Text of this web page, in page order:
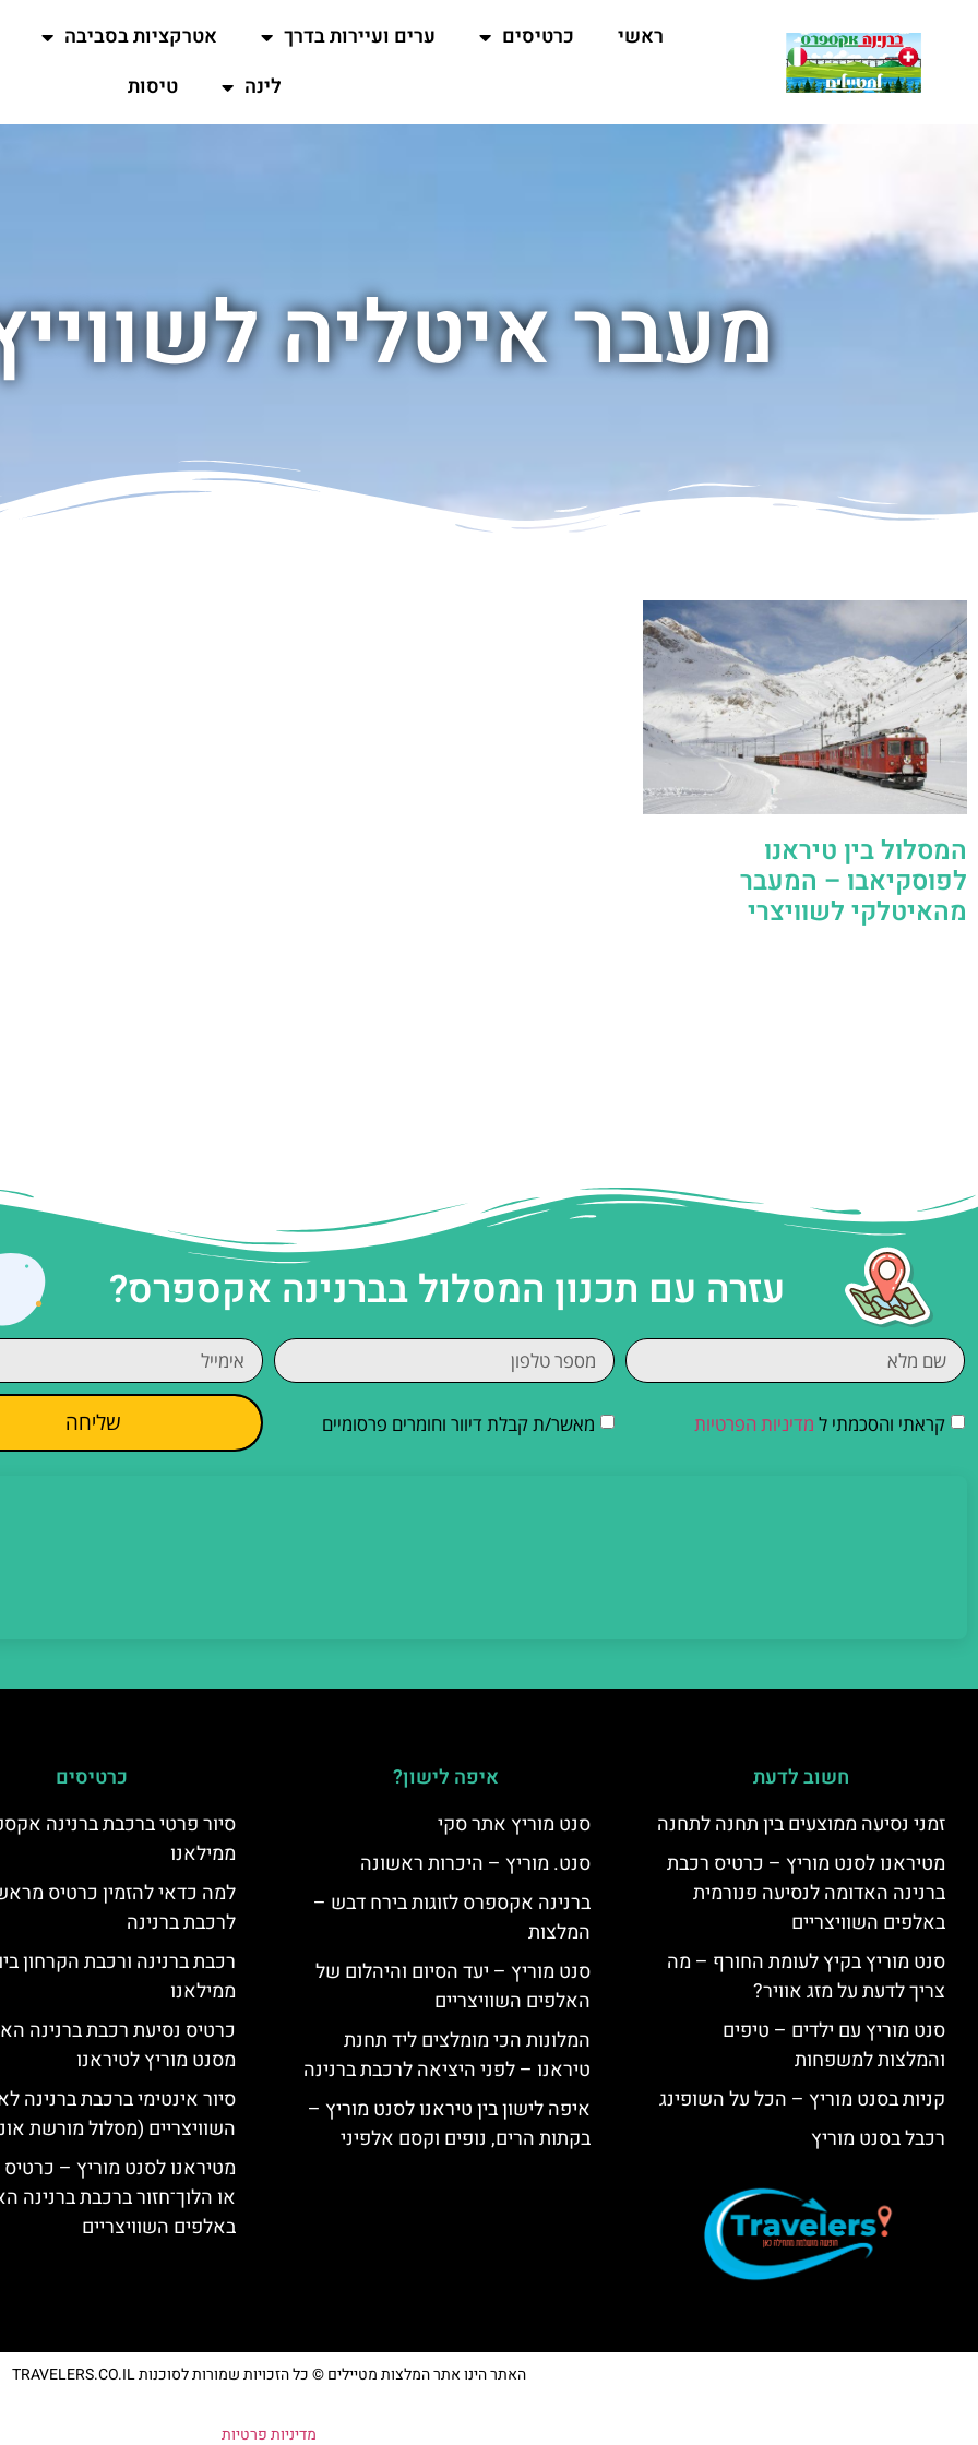
ראשי כרטיסים ערים ועיירות בדרך
אטרקציות בסביבה
לינה
טיסות
מעבר איטליה
המסלול בין טיראנו
לפוסקיאבו – המעבר
מהאיטלקי לשוויצרי
עזרה עם תכנון המסלול בברנינה אקספרס?
קראתי והסכמתי ל מדיניות הפרטיות מאשר/ת קבלת דיוור וחומרים פרסומיים שליחה
חשוב לדעת
זמני נסיעה ממוצעים בין תחנה לתחנה
מטיראנו לסנט מוריץ – כרטיס רכבת
ברנינה האדומה לנסיעה פנורמית
באלפים השוויצריים
סנט מוריץ בקיץ לעומת החורף – מה
צריך לדעת על מזג אוויר?
סנט מוריץ עם ילדים – טיפים
והמלצות למשפחות
קניות בסנט מוריץ – הכל על השופינג
רכבל בסנט מוריץ
איפה לישון?
סנט מוריץ אתר סקי
סנט. מוריץ – היכרות ראשונה
ברנינה אקספרס לזוגות בירח דבש –
המלצות
סנט מוריץ – יעד הסיום והיהלום של
האלפים השוויצריים
המלונות הכי מומלצים ליד תחנת
טיראנו – לפני היציאה לרכבת ברנינה
איפה לישון בין טיראנו לסנט מוריץ –
בקתות הרים, נופים וקסם אלפיני
כרטיסים
סיור פרטי ברכבת ברנינה
ממילאנו
למה כדאי להזמין כרטיס
לרכבת ברנינה
רכבת ברנינה ורכבת הקרחון
ממילאנו
כרטיס נסיעת רכבת ברנינה
מסנט מוריץ לטיראנו
סיור אינטימי ברכבת ברנינה
השוויצריים (מסלול מורשת
מטיראנו לסנט מוריץ –
או הלוך־חזור ברכבת ברנינה
באלפים השוויצריים
האתר הינו אתר המלצות מטיילים © כל הזכויות שמורות לסוכנות TRAVELERS.CO.IL
מדיניות פרטיות